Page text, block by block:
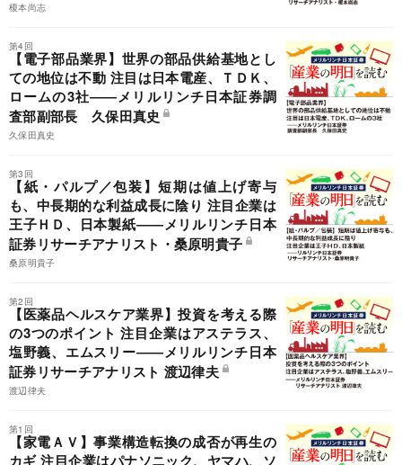
榎本尚志
第4回
【電子部品業界】世界の部品供給基地とし
ての地位は不動 注目は日本電産、ＴＤＫ、
ロームの3社――メリルリンチ日本証券調
査部副部長 久保田真史
久保田真史
第3回
【紙・パルプ／包装】短期は値上げ寄与
も、中長期的な利益成長に陰り 注目企業は
王子ＨＤ、日本製紙――メリルリンチ日本
証券リサーチアナリスト・桑原明貴子
桑原明貴子
第2回
【医薬品ヘルスケア業界】投資を考える際
の3つのポイント 注目企業はアステラス、
塩野義、エムスリー――メリルリンチ日本
証券リサーチアナリスト 渡辺律夫
渡辺律夫
第1回
【家電ＡＶ】事業構造転換の成否が再生の
カギ 注目企業はパナソニック、ヤマハ、ソ